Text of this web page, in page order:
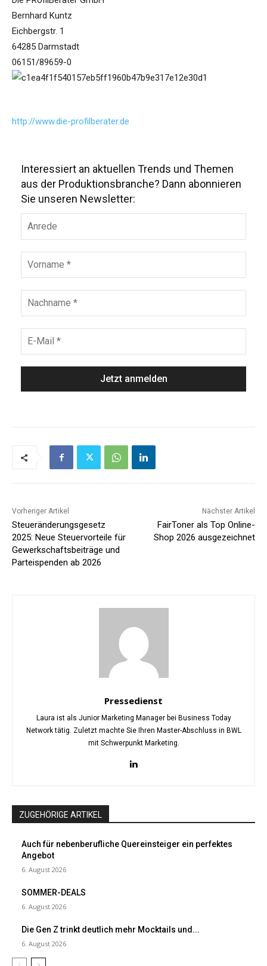
Bernhard Kuntz
Eichbergstr. 1
64285 Darmstadt
06151/89659-0
http://www.die-profilberater.de
Interessiert an aktuellen Trends und Themen
aus der Produktionsbranche? Dann abonnieren
Sie unseren Newsletter:
Vorheriger Artikel
Steueränderungsgesetz
2025: Neue Steuervorteile für
Gewerkschaftsbeiträge und
Parteispenden ab 2026
Nächster Artikel
FairToner als Top Online-
Shop 2026 ausgezeichnet
Pressedienst
Laura ist als Junior Marketing Manager bei Business Today
Network tätig. Zuletzt machte Sie Ihren Master-Abschluss in BWL
mit Schwerpunkt Marketing.
ZUGEHÖRIGE ARTIKEL
Auch für nebenberufliche Quereinsteiger ein perfektes
Angebot
6. August 2026
SOMMER-DEALS
6. August 2026
Die Gen Z trinkt deutlich mehr Mocktails und...
6. August 2026